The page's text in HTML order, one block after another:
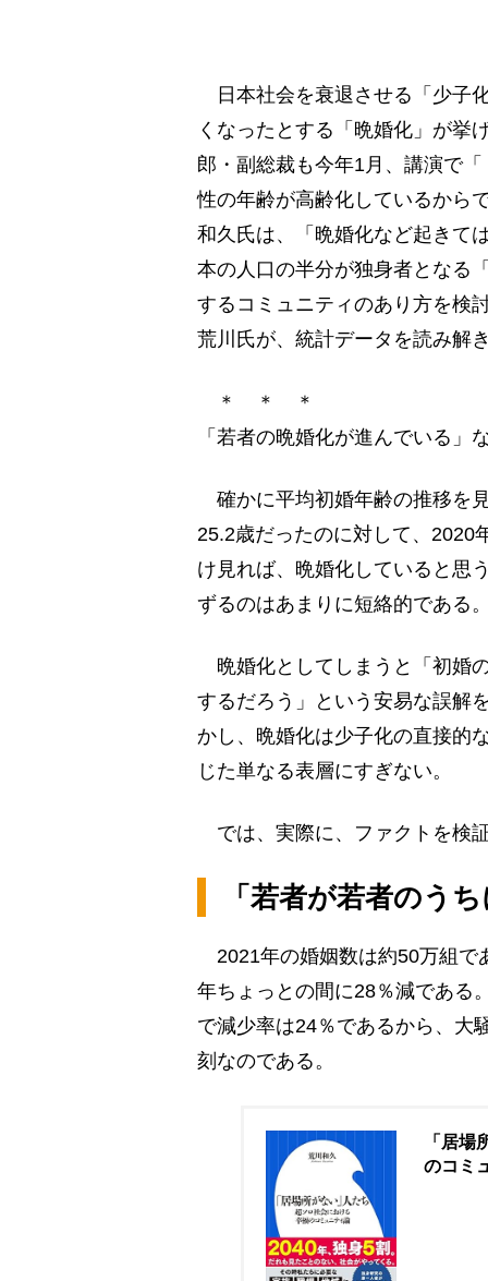
日本社会を衰退させる「少子
くなったとする「晩婚化」が挙
郎・副総裁も今年1月、講演で
性の年齢が高齢化しているから
和久氏は、「晩婚化など起きて
本の人口の半分が独身者となる
するコミュニティのあり方を検
荒川氏が、統計データを読み解
＊ ＊ ＊
「若者の晩婚化が進んでいる
確かに平均初婚年齢の推移を
25.2歳だったのに対して、2020
け見れば、晩婚化していると思
ずるのはあまりに短絡的である
晩婚化としてしまうと「初婚
するだろう」という安易な誤解
かし、晩婚化は少子化の直接的
じた単なる表層にすぎない。
では、実際に、ファクトを検
「若者が若者のう
2021年の婚姻数は約50万組で
年ちょっとの間に28％減である
で減少率は24％であるから、大
刻なのである。
「居
のコミ